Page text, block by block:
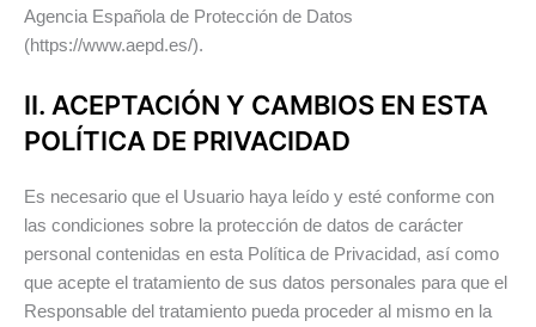
Agencia Española de Protección de Datos
(https://www.aepd.es/).
II. ACEPTACIÓN Y CAMBIOS EN ESTA
POLÍTICA DE PRIVACIDAD
Es necesario que el Usuario haya leído y esté conforme con
las condiciones sobre la protección de datos de carácter
personal contenidas en esta Política de Privacidad, así como
que acepte el tratamiento de sus datos personales para que el
Responsable del tratamiento pueda proceder al mismo en la